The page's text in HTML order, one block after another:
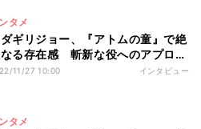
タメ
ギリジョー、『アトムの童』で絶
る存在感 斬新な役へのアプロー
中井Pも絶賛
11/27 10:00 インタビュー
タメ